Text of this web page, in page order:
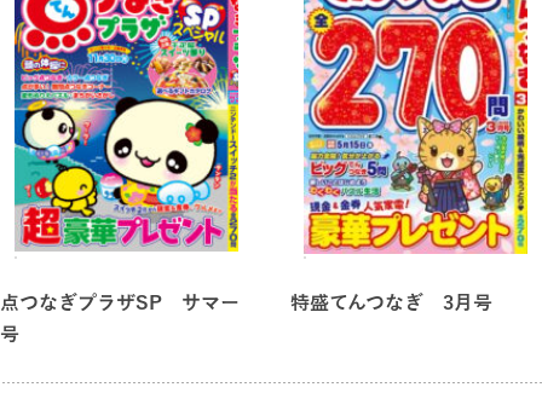
点つなぎプラザSP サマー
号
特盛てんつなぎ 3月号